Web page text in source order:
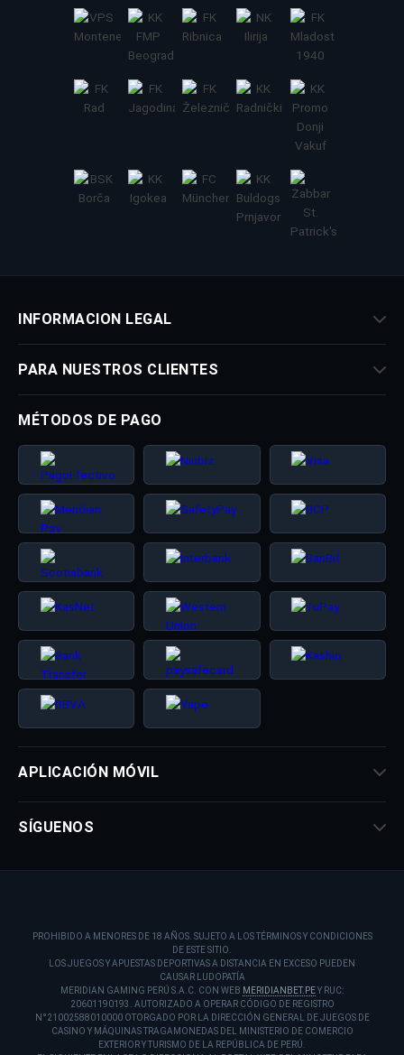
INFORMACION LEGAL
PARA NUESTROS CLIENTES
MÉTODOS DE PAGO
APLICACIÓN MÓVIL
SÍGUENOS
PROHIBIDO A MENORES DE 18 AÑOS. SUJETO A LOS TÉRMINOS Y CONDICIONES
DE ESTE SITIO.
LOS JUEGOS Y APUESTAS DEPORTIVAS A DISTANCIA EN EXCESO PUEDEN
CAUSAR LUDOPATÍA
MERIDIAN GAMING PERÚ S.A.C. CON WEB MERIDIANBET.PEY RUC:
20601190193. AUTORIZADO A OPERAR CÓDIGO DE REGISTRO
N°21002588010000 OTORGADO POR LA DIRECCIÓN GENERAL DE JUEGOS DE
CASINO Y MÁQUINAS TRAGAMONEDAS DEL MINISTERIO DE COMERCIO
EXTERIOR Y TURISMO DE LA REPÚBLICA DE PERÚ.